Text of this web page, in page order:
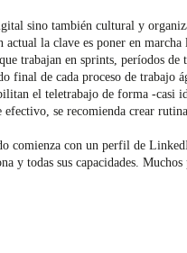
sino también cultural y
actual la clave es poner en
trabajan en sprints, períodos de
final de cada proceso de trabajo
el teletrabajo de forma -casi
se recomienda crear
comienza con un perfil de
y todas sus capacidades. Muchos